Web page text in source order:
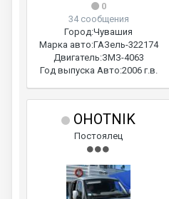
0
34 сообщения
Город:Чувашия
Марка авто:ГАЗель-322174
Двигатель:ЗМЗ-4063
Год выпуска Авто:2006 г.в.
OHOTNIK
Постоялец